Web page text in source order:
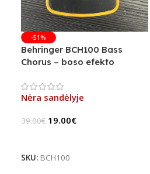
-51%
Behringer BCH100 Bass
Chorus – boso efekto
Nėra sandėlyje
39.00€ 19.00€
SKU: BCH100